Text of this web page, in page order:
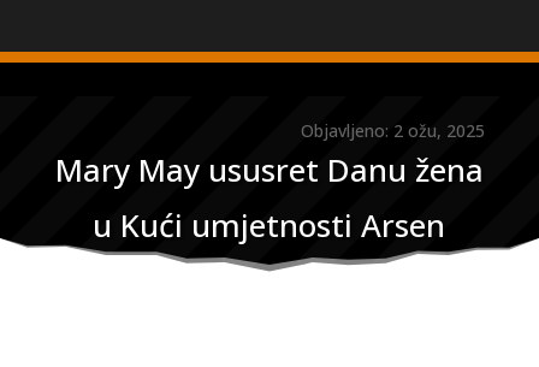
Objavljeno: 2 ožu, 2025
Mary May ususret Danu žena
u Kući umjetnosti Arsen